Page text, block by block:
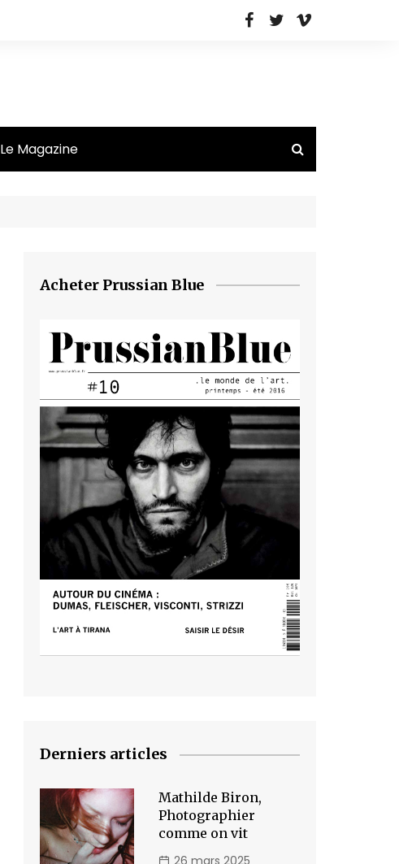
Le Magazine
Acheter Prussian Blue
Derniers articles
Mathilde Biron,
Photographier
comme on vit